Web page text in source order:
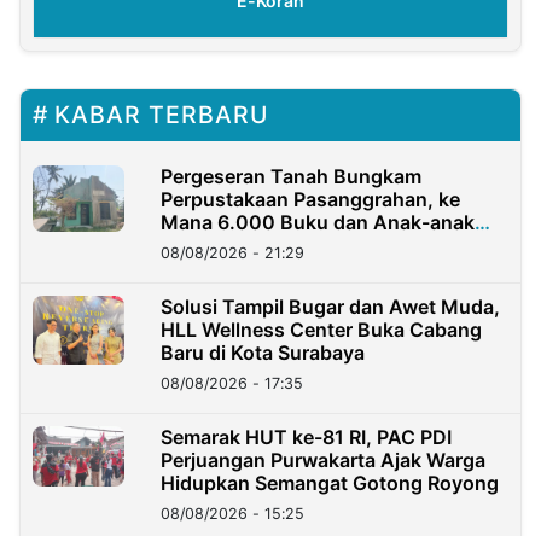
KABAR TERBARU
Pergeseran Tanah Bungkam
Perpustakaan Pasanggrahan, ke
Mana 6.000 Buku dan Anak-anak
Kini?
08/08/2026 - 21:29
Solusi Tampil Bugar dan Awet Muda,
HLL Wellness Center Buka Cabang
Baru di Kota Surabaya
08/08/2026 - 17:35
Semarak HUT ke-81 RI, PAC PDI
Perjuangan Purwakarta Ajak Warga
Hidupkan Semangat Gotong Royong
08/08/2026 - 15:25